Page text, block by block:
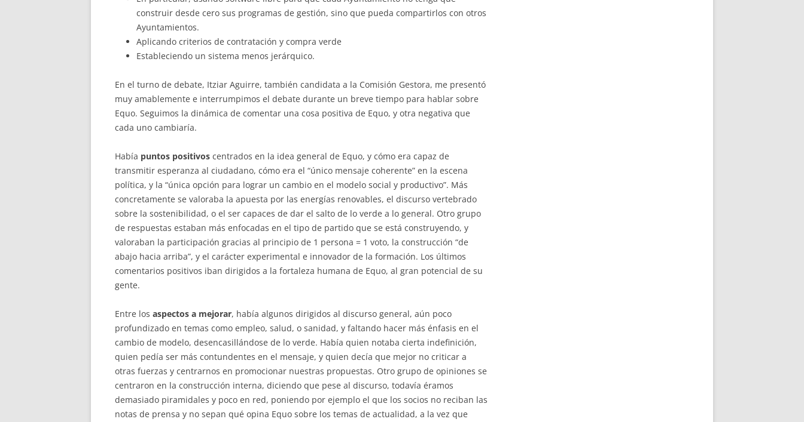
construir desde cero sus programas de gestión, sino que pueda compartirlos con otros
Ayuntamientos.
Aplicando criterios de contratación y compra verde
Estableciendo un sistema menos jerárquico.
En el turno de debate, Itziar Aguirre, también candidata a la Comisión Gestora, me presentó
muy amablemente e interrumpimos el debate durante un breve tiempo para hablar sobre
Equo. Seguimos la dinámica de comentar una cosa positiva de Equo, y otra negativa que
cada uno cambiaría.
Había puntos positivos centrados en la idea general de Equo, y cómo era capaz de
transmitir esperanza al ciudadano, cómo era el “único mensaje coherente” en la escena
política, y la “única opción para lograr un cambio en el modelo social y productivo”. Más
concretamente se valoraba la apuesta por las energías renovables, el discurso vertebrado
sobre la sostenibilidad, o el ser capaces de dar el salto de lo verde a lo general. Otro grupo
de respuestas estaban más enfocadas en el tipo de partido que se está construyendo, y
valoraban la participación gracias al principio de 1 persona = 1 voto, la construcción “de
abajo hacia arriba”, y el carácter experimental e innovador de la formación. Los últimos
comentarios positivos iban dirigidos a la fortaleza humana de Equo, al gran potencial de su
gente.
Entre los aspectos a mejorar, había algunos dirigidos al discurso general, aún poco
profundizado en temas como empleo, salud, o sanidad, y faltando hacer más énfasis en el
cambio de modelo, desencasillándose de lo verde. Había quien notaba cierta indefinición,
quien pedía ser más contundentes en el mensaje, y quien decía que mejor no criticar a
otras fuerzas y centrarnos en promocionar nuestras propuestas. Otro grupo de opiniones se
centraron en la construcción interna, diciendo que pese al discurso, todavía éramos
demasiado piramidales y poco en red, poniendo por ejemplo el que los socios no reciban las
notas de prensa y no sepan qué opina Equo sobre los temas de actualidad, a la vez que